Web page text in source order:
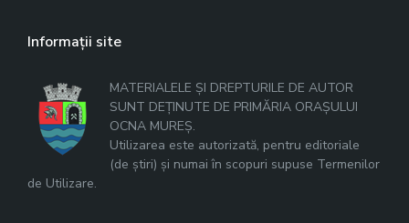
Informații site
MATERIALELE ȘI DREPTURILE DE AUTOR
SUNT DEȚINUTE DE PRIMĂRIA ORAȘULUI
OCNA MUREȘ.
Utilizarea este autorizată, pentru editoriale
(de știri) și numai în scopuri supuse Termenilor
de Utilizare.